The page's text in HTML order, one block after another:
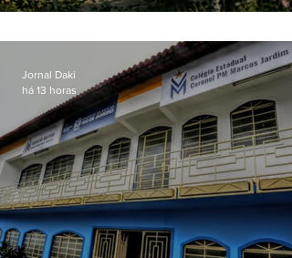
Jornal Daki
há 13 horas